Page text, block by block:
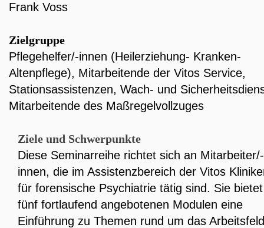
Frank Voss
Zielgruppe
Pflegehelfer/-innen (Heilerziehung- Kranken-
Altenpflege), Mitarbeitende der Vitos Service,
Stationsassistenzen, Wach- und
Mitarbeitende des Maßregelvollzuges
Ziele und Schwerpunkte
Diese Seminarreihe richtet sich an Mitarbeiter/-
innen, die im Assistenzbereich der Vitos
für forensische Psychiatrie tätig sind. Sie
fünf fortlaufend angebotenen Modulen eine
Einführung zu Themen rund um das Arbeitsfeld